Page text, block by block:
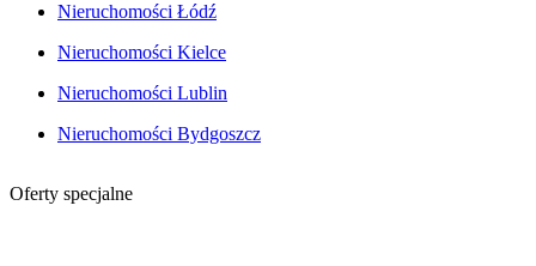
Nieruchomości Łódź
Nieruchomości Kielce
Nieruchomości Lublin
Nieruchomości Bydgoszcz
Oferty specjalne